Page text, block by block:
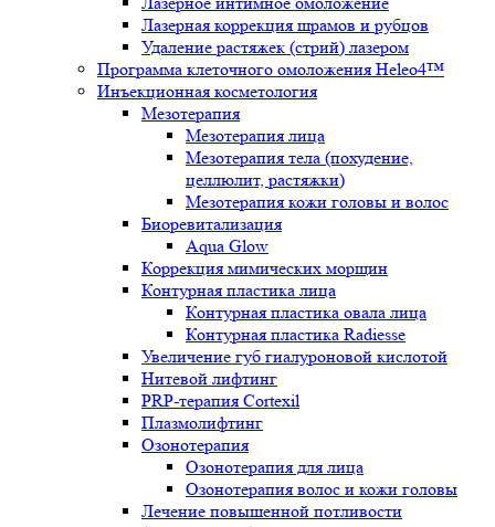
Лазерная коррекция шрамов и рубцов
Удаление растяжек (стрий) лазером
Программа клеточного омоложения Heleo4™
Инъекционная косметология
Мезотерапия
Мезотерапия лица
Мезотерапия тела (похудение,
целлюлит, растяжки)
Мезотерапия кожи головы и волос
Биоревитализация
Aqua Glow
Коррекция мимических морщин
Контурная пластика лица
Контурная пластика овала лица
Контурная пластика Radiesse
Увеличение губ гиалуроновой кислотой
Нитевой лифтинг
PRP-терапия Cortexil
Плазмолифтинг
Озонотерапия
Озонотерапия для лица
Озонотерапия волос и кожи головы
Лечение повышенной потливости